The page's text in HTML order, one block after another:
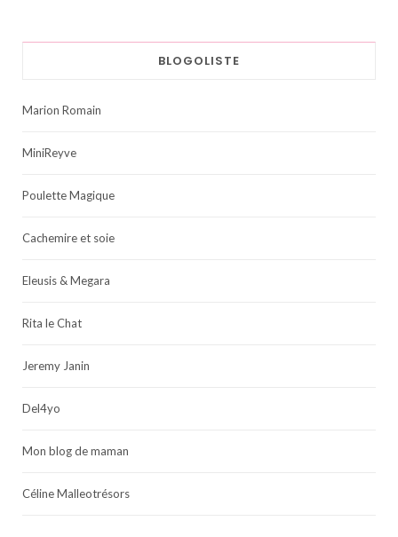
BLOGOLISTE
Marion Romain
MiniReyve
Poulette Magique
Cachemire et soie
Eleusis & Megara
Rita le Chat
Jeremy Janin
Del4yo
Mon blog de maman
Céline Malleotrésors